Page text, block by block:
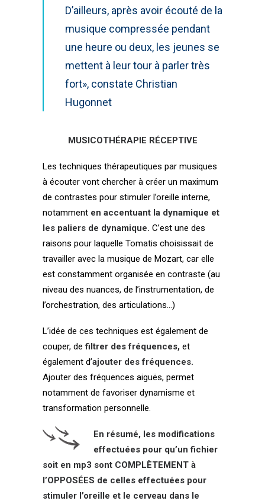
D’ailleurs, après avoir écouté de la
musique compressée pendant
une heure ou deux, les jeunes se
mettent à leur tour à parler très
fort», constate Christian
Hugonnet
MUSICOTHÉRAPIE RÉCEPTIVE
Les techniques thérapeutiques par musiques
à écouter vont chercher à créer un maximum
de contrastes pour stimuler l’oreille interne,
notamment en accentuant la dynamique et
les paliers de dynamique. C’est une des
raisons pour laquelle Tomatis choisissait de
travailler avec la musique de Mozart, car elle
est constamment organisée en contraste (au
niveau des nuances, de l’instrumentation, de
l’orchestration, des articulations…)
L’idée de ces techniques est également de
couper, defiltrer des fréquences, et
également d’ajouter des fréquences.
Ajouter des fréquences aiguës, permet
notamment de favoriser dynamisme et
transformation personnelle.
En résumé, les modifications
effectuées pour qu’un fichier
soit en mp3 sont COMPLÈTEMENT à
l’OPPOSÉES de celles effectuées pour
stimuler l’oreille et le cerveau dans le